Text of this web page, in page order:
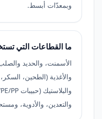
وبمعدّات أبسط.
ما القطاعات التي
الأسمنت، والحديد
والأغذية (الطحين،
والتعدين، والأدوية،